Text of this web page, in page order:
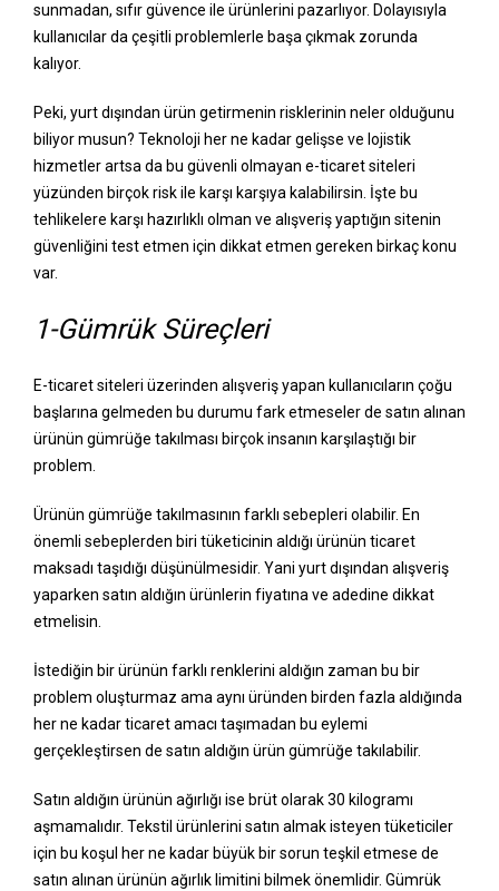
sunmadan, sıfır güvence ile ürünlerini pazarlıyor. Dolayısıyla
kullanıcılar da çeşitli problemlerle başa çıkmak zorunda
kalıyor.
Peki, yurt dışından ürün getirmenin risklerinin neler olduğunu
biliyor musun? Teknoloji her ne kadar gelişse ve lojistik
hizmetler artsa da bu güvenli olmayan e-ticaret siteleri
yüzünden birçok risk ile karşı karşıya kalabilirsin. İşte bu
tehlikelere karşı hazırlıklı olman ve alışveriş yaptığın sitenin
güvenliğini test etmen için dikkat etmen gereken birkaç konu
var.
1-Gümrük Süreçleri
E-ticaret siteleri üzerinden alışveriş yapan kullanıcıların çoğu
başlarına gelmeden bu durumu fark etmeseler de satın alınan
ürünün gümrüğe takılması birçok insanın karşılaştığı bir
problem.
Ürünün gümrüğe takılmasının farklı sebepleri olabilir. En
önemli sebeplerden biri tüketicinin aldığı ürünün ticaret
maksadı taşıdığı düşünülmesidir. Yani yurt dışından alışveriş
yaparken satın aldığın ürünlerin fiyatına ve adedine dikkat
etmelisin.
İstediğin bir ürünün farklı renklerini aldığın zaman bu bir
problem oluşturmaz ama aynı üründen birden fazla aldığında
her ne kadar ticaret amacı taşımadan bu eylemi
gerçekleştirsen de satın aldığın ürün gümrüğe takılabilir.
Satın aldığın ürünün ağırlığı ise brüt olarak 30 kilogramı
aşmamalıdır. Tekstil ürünlerini satın almak isteyen tüketiciler
için bu koşul her ne kadar büyük bir sorun teşkil etmese de
satın alınan ürünün ağırlık limitini bilmek önemlidir. Gümrük